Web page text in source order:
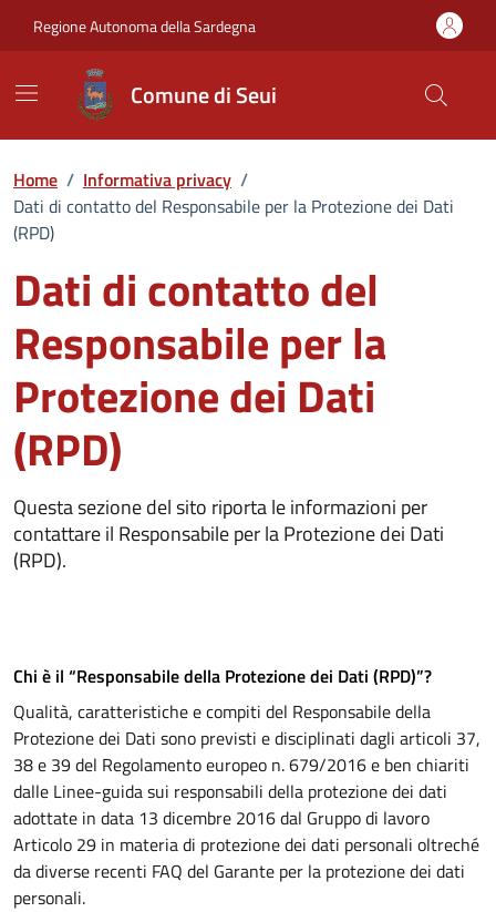
Regione Autonoma della Sardegna
Comune di Seui
Home / Informativa privacy /
Dati di contatto del Responsabile per la Protezione dei Dati
(RPD)
Dati di contatto del
Responsabile per la
Protezione dei Dati
(RPD)
Questa sezione del sito riporta le informazioni per
contattare il Responsabile per la Protezione dei Dati
(RPD).
Chi è il “Responsabile della Protezione dei Dati (RPD)”?
Qualità, caratteristiche e compiti del Responsabile della
Protezione dei Dati sono previsti e disciplinati dagli articoli 37,
38 e 39 del Regolamento europeo n. 679/2016 e ben chiariti
dalle Linee-guida sui responsabili della protezione dei dati
adottate in data 13 dicembre 2016 dal Gruppo di lavoro
Articolo 29 in materia di protezione dei dati personali oltreché
da diverse recenti FAQ del Garante per la protezione dei dati
personali.